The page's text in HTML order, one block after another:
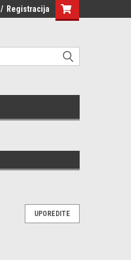
/ Registracija
UPOREDITE